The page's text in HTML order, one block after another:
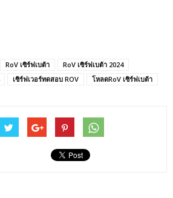
RoV เซิร์ฟเบต้า
RoV เซิร์ฟเบต้า 2024
เซิร์ฟเวอร์ทดสอบ ROV โหลดRoV เซิร์ฟเบต้า